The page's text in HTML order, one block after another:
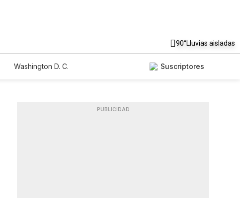
90°Lluvias aisladas
Washington D. C.
Suscriptores
PUBLICIDAD